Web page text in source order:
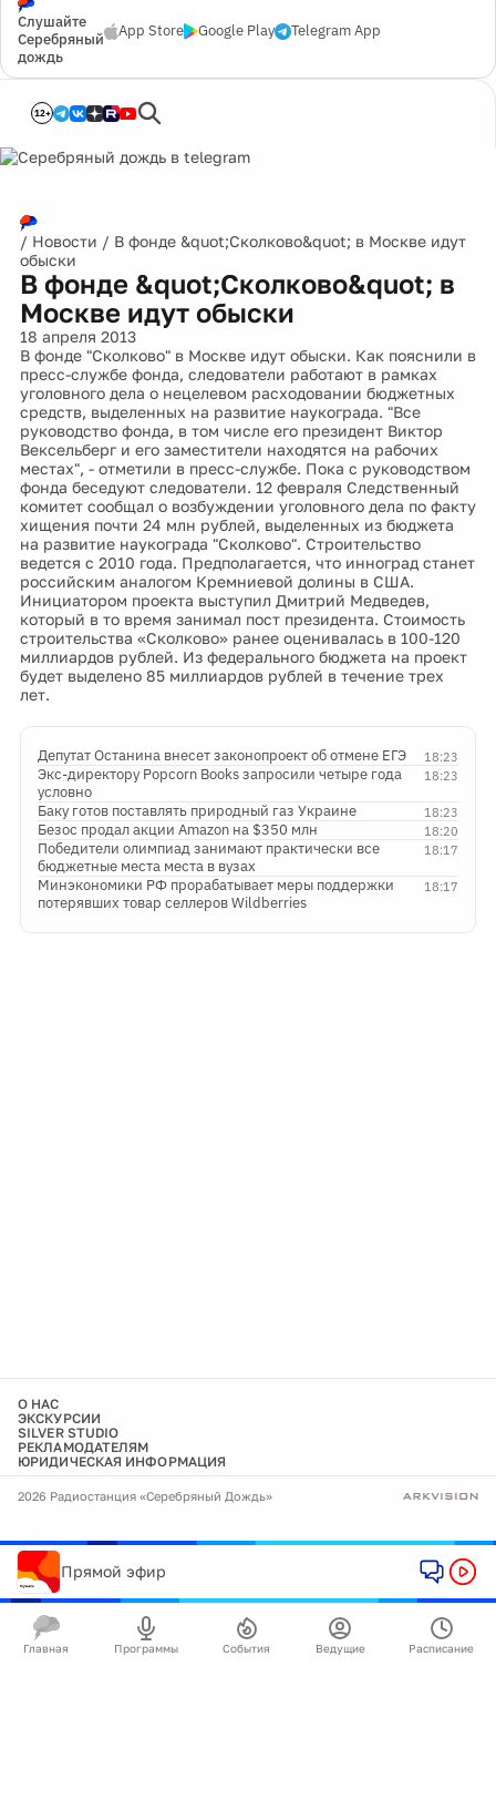
Слушайте
Серебряный
дождь
App Store Google Play Telegram App
12+
/ Новости / В фонде &quot;Сколково&quot; в Москве идут
обыски
В фонде &quot;Сколково&quot; в
Москве идут обыски
18 апреля 2013
В фонде "Сколково" в Москве идут обыски. Как пояснили в
пресс-службе фонда, следователи работают в рамках
уголовного дела о нецелевом расходовании бюджетных
средств, выделенных на развитие наукограда. "Все
руководство фонда, в том числе его президент Виктор
Вексельберг и его заместители находятся на рабочих
местах", - отметили в пресс-службе. Пока с руководством
фонда беседуют следователи. 12 февраля Следственный
комитет сообщал о возбуждении уголовного дела по факту
хищения почти 24 млн рублей, выделенных из бюджета
на развитие наукограда "Сколково". Строительство
ведется с 2010 года. Предполагается, что инноград станет
российским аналогом Кремниевой долины в США.
Инициатором проекта выступил Дмитрий Медведев,
который в то время занимал пост президента. Стоимость
строительства «Сколково» ранее оценивалась в 100-120
миллиардов рублей. Из федерального бюджета на проект
будет выделено 85 миллиардов рублей в течение трех
лет.
18:23
Депутат Останина внесет законопроект об отмене ЕГЭ
18:23
Экс-директору Popcorn Books запросили четыре года
условно
18:23
Баку готов поставлять природный газ Украине
18:20
Безос продал акции Amazon на $350 млн
18:17
Победители олимпиад занимают практически все
бюджетные места места в вузах
18:17
Минэкономики РФ прорабатывает меры поддержки
потерявших товар селлеров Wildberries
О НАС
ЭКСКУРСИИ
SILVER STUDIO
РЕКЛАМОДАТЕЛЯМ
ЮРИДИЧЕСКАЯ ИНФОРМАЦИЯ
2026 Радиостанция «Серебряный Дождь»
Прямой эфир
Главная Программы События Ведущие Расписание